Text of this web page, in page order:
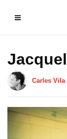
Carles Vila